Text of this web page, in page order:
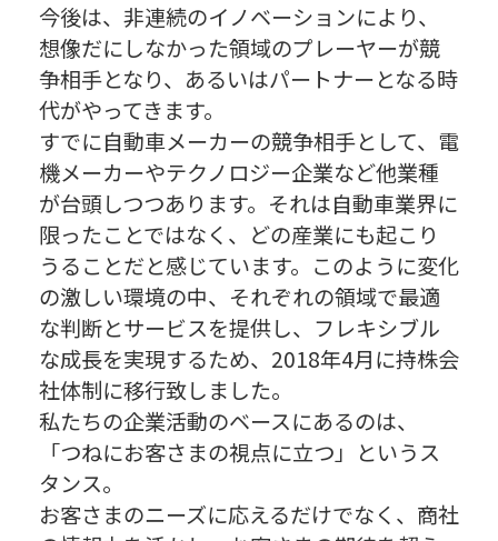
今後は、非連続のイノベーションにより、
想像だにしなかった領域のプレーヤーが競
争相手となり、あるいはパートナーとなる時
代がやってきます。
すでに自動車メーカーの競争相手として、電
機メーカーやテクノロジー企業など他業種
が台頭しつつあります。それは自動車業界に
限ったことではなく、どの産業にも起こり
うることだと感じています。このように変化
の激しい環境の中、それぞれの領域で最適
な判断とサービスを提供し、フレキシブル
な成長を実現するため、2018年4月に持株会
社体制に移行致しました。
私たちの企業活動のベースにあるのは、
「つねにお客さまの視点に立つ」というス
タンス。
お客さまのニーズに応えるだけでなく、商社